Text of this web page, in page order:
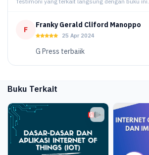
F
Franky Gerald Cliford Manoppo
25 Apr 2024
G Press terbaiik
Buku Terkait